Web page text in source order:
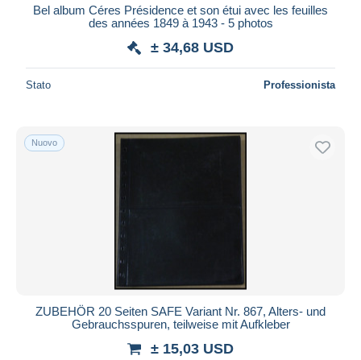
Chiude fra
Prezzo
Spedizione gratuita
PayPal
Bonifico bancario
Mastercard
Bancontact
Maestro
Bel album Céres Présidence et son étui avec les feuilles
des années 1849 à 1943 - 5 photos
± 34,68 USD
Stato Professionista
Nuovo
ZUBEHÖR 20 Seiten SAFE Variant Nr. 867, Alters- und
Gebrauchsspuren, teilweise mit Aufkleber
± 15,03 USD